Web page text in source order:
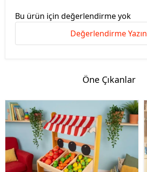
Bu ürün için değerlendirme yok
Değerlendirme Yazın
Öne Çıkanlar